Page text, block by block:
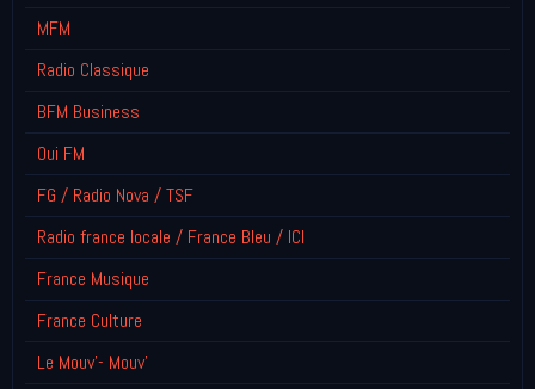
MFM
Radio Classique
BFM Business
Oui FM
FG / Radio Nova / TSF
Radio france locale / France Bleu / ICI
France Musique
France Culture
Le Mouv'- Mouv'